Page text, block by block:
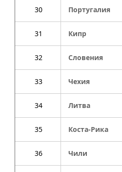
30 Португалия
31 Кипр
32 Словения
33 Чехия
34 Литва
35 Коста-Рика
36 Чили